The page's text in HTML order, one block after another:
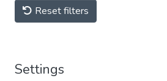
Reset filters
Settings